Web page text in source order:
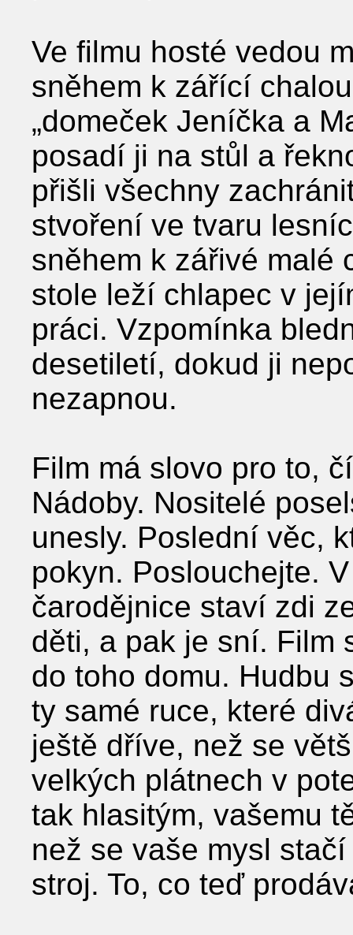
Ve filmu hosté vedou
sněhem k zářící
„domeček Jeníčka a
posadí ji na stůl a
přišli všechny
stvoření ve tvaru
sněhem k zářivé malé
stole leží chlapec v
práci. Vzpomínka
desetiletí, dokud ji
nezapnou.
Film má slovo pro to,
Nádoby. Nositelé
unesly. Poslední věc,
pokyn. Poslouchejte.
čarodějnice staví zdi
děti, a pak je sní. Film
do toho domu. Hudbu
ty samé ruce, které
ještě dříve, než se
velkých plátnech v
tak hlasitým, vašemu
než se vaše mysl
stroj. To, co teď